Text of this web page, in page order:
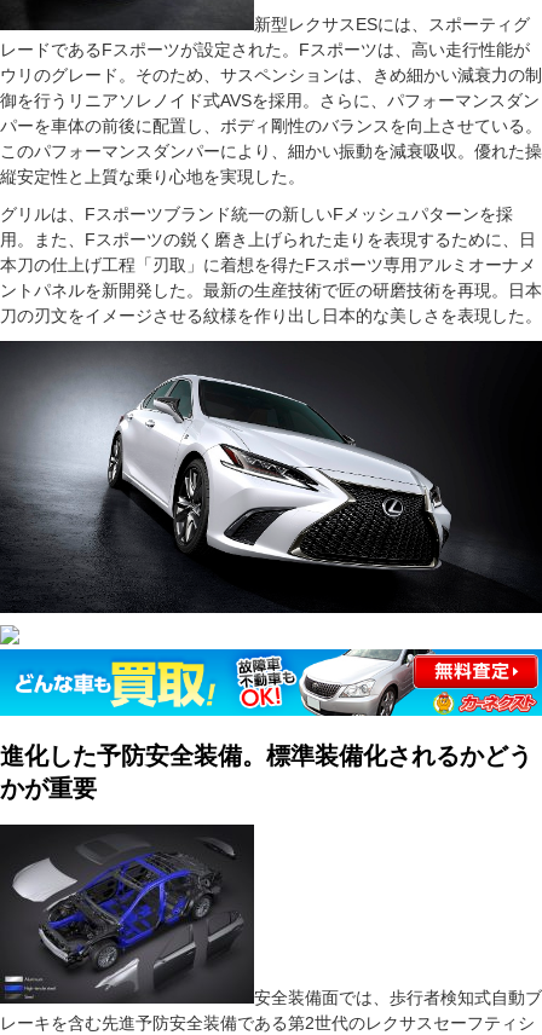
新型レクサスESには、スポーティグ
レードであるFスポーツが設定された。Fスポーツは、高い走行性能が
ウリのグレード。そのため、サスペンションは、きめ細かい減衰力の制
御を行うリニアソレノイド式AVSを採用。さらに、パフォーマンスダン
パーを車体の前後に配置し、ボディ剛性のバランスを向上させている。
このパフォーマンスダンパーにより、細かい振動を減衰吸収。優れた操
縦安定性と上質な乗り心地を実現した。
グリルは、Fスポーツブランド統一の新しいFメッシュパターンを採
用。また、Fスポーツの鋭く磨き上げられた走りを表現するために、日
本刀の仕上げ工程「刃取」に着想を得たFスポーツ専用アルミオーナメ
ントパネルを新開発した。最新の生産技術で匠の研磨技術を再現。日本
刀の刃文をイメージさせる紋様を作り出し日本的な美しさを表現した。
進化した予防安全装備。標準装備化されるかどう
かが重要
安全装備面では、歩行者検知式自動ブ
レーキを含む先進予防安全装備である第2世代のレクサスセーフティシ